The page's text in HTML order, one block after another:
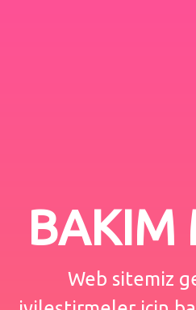
BAKIM
Web sitemiz